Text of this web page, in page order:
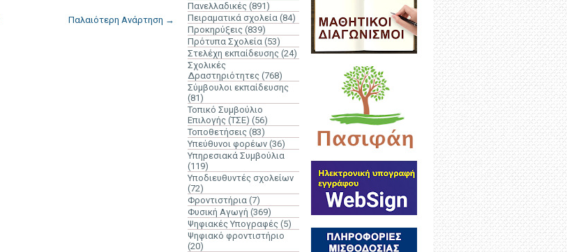
Παλαιότερη Ανάρτηση →
Πανελλαδικές (891)
Πειραματικά σχολεία (84)
Προκηρύξεις (839)
Πρότυπα Σχολεία (53)
Στελέχη εκπαίδευσης (24)
Σχολικές
Δραστηριότητες (768)
Σύμβουλοι εκπαίδευσης
(81)
Τοπικό Συμβούλιο
Επιλογής (ΤΣΕ) (56)
Τοποθετήσεις (83)
Υπεύθυνοι φορέων (36)
Υπηρεσιακά Συμβούλια
(119)
Υποδιευθυντές σχολείων
(72)
Φροντιστήρια (7)
Φυσική Αγωγή (369)
Ψηφιακές Υπογραφές (5)
Ψηφιακό φροντιστήριο
(20)